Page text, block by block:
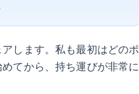
します。私も最初はどのポ
てから、持ち運びが非常に